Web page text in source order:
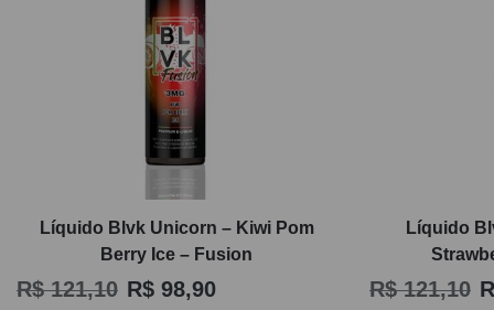
Líquido Blvk Unicorn – Kiwi Pom
Berry Ice – Fusion
R$121,10 R$ 98,90
Líquido
R$121,10